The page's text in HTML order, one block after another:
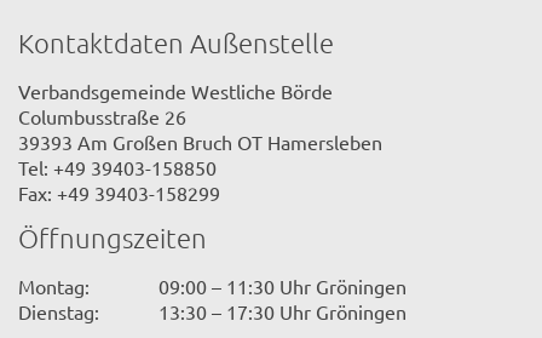
Kontaktdaten Außenstelle
Verbandsgemeinde Westliche Börde
Columbusstraße 26
39393 Am Großen Bruch OT Hamersleben
Tel: +49 39403-158850
Fax: +49 39403-158299
Öffnungszeiten
Montag:
09:00 – 11:30 Uhr Gröningen
Dienstag:
13:30 – 17:30 Uhr Gröningen